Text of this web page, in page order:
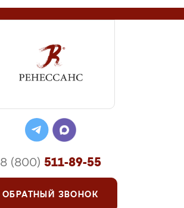
8 (800) 511-89-55
ОБРАТНЫЙ ЗВОНОК